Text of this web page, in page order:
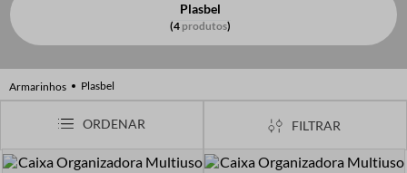
Plasbel
4 produtos
Plasbel
FILTRAR
4º
elastico
5º
renda
ziper
7º
linha costura